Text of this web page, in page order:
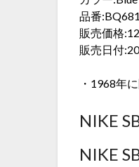
品番
販売価格
販売日付
・1968年
NIKE
NIKE